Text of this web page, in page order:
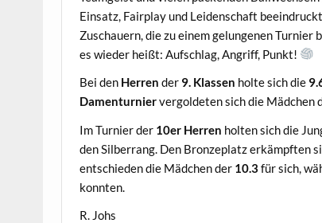
Einsatz, Fairplay und Leidenschaft
Zuschauern, die zu einem gelungenen Turnier
es wieder heißt: Aufschlag, Angriff, Punkt!
Bei den Herren der 9. Klassen holte sich die
Damenturniervergoldeten sich die Mädchen
Im Turnier der 10er Herren holten sich die
den Silberrang. Den Bronzeplatz erkämpften
entschieden die Mädchen der 10.3für sich,
konnten.
R. Johs